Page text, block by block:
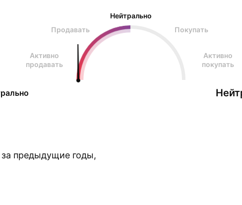
Нейтрально
Продавать
Покупать
Активно
продавать
Активно
покупать
предыдущие годы,